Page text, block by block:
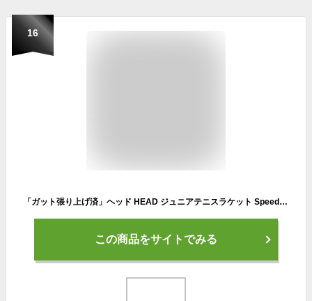
16
「ガット張り上げ済」ヘッド HEAD ジュニアテニスラケット Speed Jr. 2026 スピードジュニア 2026 232086
この商品をサイトでみる